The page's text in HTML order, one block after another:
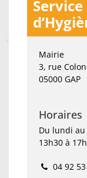
Mairie
3, rue
05000 GAP
Horaires
Du lundi
13h30 à
04 92